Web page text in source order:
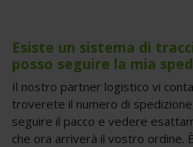
Esiste un sistema di
posso seguire la mia
Il nostro partner logistico vi
troverete il numero di
seguire il pacco e vedere
che ora arriverà il vostro ordine.